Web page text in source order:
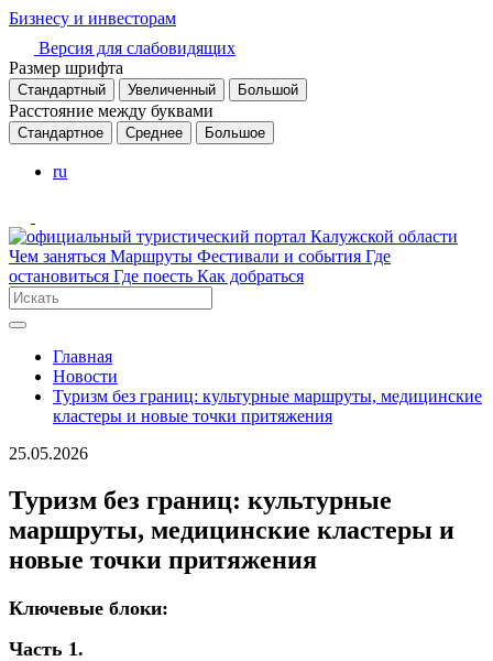
Бизнесу и инвесторам
Версия для слабовидящих
Размер шрифта
Стандартный Увеличенный Большой
Расстояние между буквами
Стандартное Среднее Большое
ru
Чем заняться Маршруты Фестивали и события Где
остановиться Где поесть Как добраться
Главная
Новости
Туризм без границ: культурные маршруты, медицинские
кластеры и новые точки притяжения
25.05.2026
Туризм без границ: культурные
маршруты, медицинские кластеры и
новые точки притяжения
Ключевые блоки:
Часть 1.